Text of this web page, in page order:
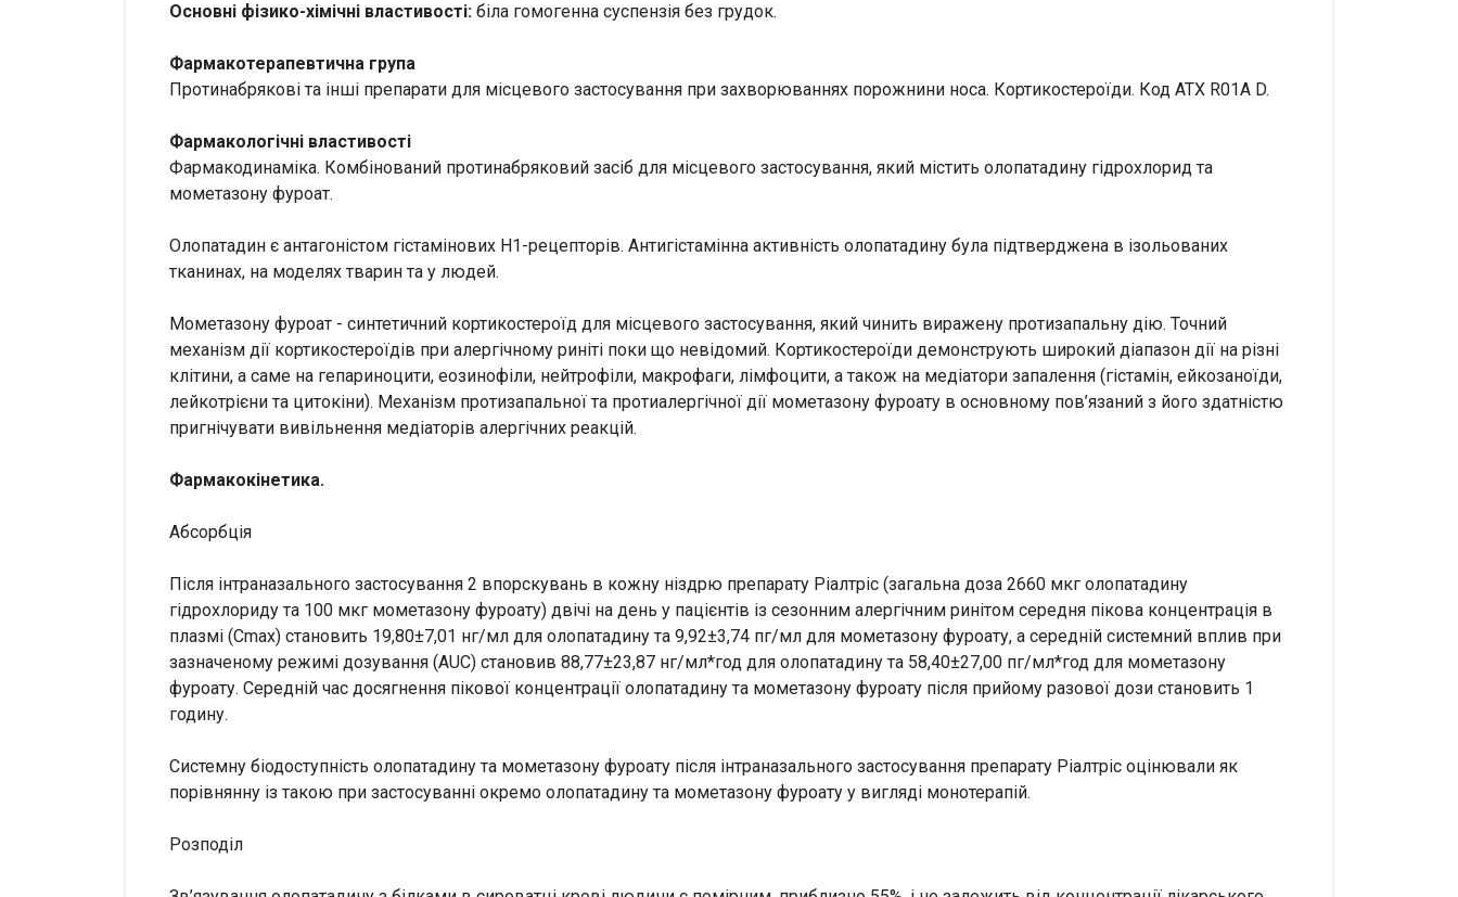
Основні фізико-хімічні властивості: біла гомогенна суспензія без грудок.
Фармакотерапевтична група
Протинабрякові та інші препарати для місцевого застосування при захворюваннях порожнини носа. Кортикостероїди. Код АТХ R01A D.
Фармакологічні властивості
Фармакодинаміка. Комбінований протинабряковий засіб для місцевого застосування, який містить олопатадину гідрохлорид та
мометазону фуроат.
Олопатадин є антагоністом гістамінових H1-рецепторів. Антигістамінна активність олопатадину була підтверджена в ізольованих
тканинах, на моделях тварин та у людей.
Мометазону фуроат - синтетичний кортикостероїд для місцевого застосування, який чинить виражену протизапальну дію. Точний
механізм дії кортикостероїдів при алергічному риніті поки що невідомий. Кортикостероїди демонструють широкий діапазон дії на різні
клітини, а саме на гепариноцити, еозинофіли, нейтрофіли, макрофаги, лімфоцити, а також на медіатори запалення (гістамін, ейкозаноїди,
лейкотрієни та цитокіни). Механізм протизапальної та протиалергічної дії мометазону фуроату в основному пов’язаний з його здатністю
пригнічувати вивільнення медіаторів алергічних реакцій.
Фармакокінетика.
Абсорбція
Після інтраназального застосування 2 впорскувань в кожну ніздрю препарату Ріалтріс (загальна доза 2660 мкг олопатадину
гідрохлориду та 100 мкг мометазону фуроату) двічі на день у пацієнтів із сезонним алергічним ринітом середня пікова концентрація в
плазмі (Cmax) становить 19,80±7,01 нг/мл для олопатадину та 9,92±3,74 пг/мл для мометазону фуроату, а середній системний вплив при
зазначеному режимі дозування (AUC) становив 88,77±23,87 нг/мл*год для олопатадину та 58,40±27,00 пг/мл*год для мометазону
фуроату. Середній час досягнення пікової концентрації олопатадину та мометазону фуроату після прийому разової дози становить 1
годину.
Системну біодоступність олопатадину та мометазону фуроату після інтраназального застосування препарату Ріалтріс оцінювали як
порівнянну із такою при застосуванні окремо олопатадину та мометазону фуроату у вигляді монотерапій.
Розподіл